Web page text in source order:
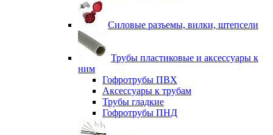
Силовые разъемы, вилки, штепсели
Трубы пластиковые и аксессуары к
ним
Гофротрубы ПВХ
Аксессуары к трубам
Трубы гладкие
Гофротрубы ПНД